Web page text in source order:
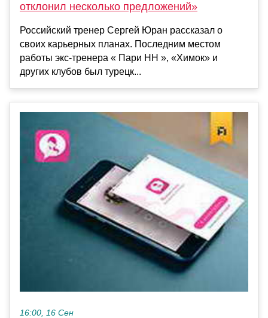
отклонил несколько предложений»
Российский тренер Сергей Юран рассказал о
своих карьерных планах. Последним местом
работы экс-тренера « Пари НН », «Химок» и
других клубов был турецк...
16:00, 16 Сен